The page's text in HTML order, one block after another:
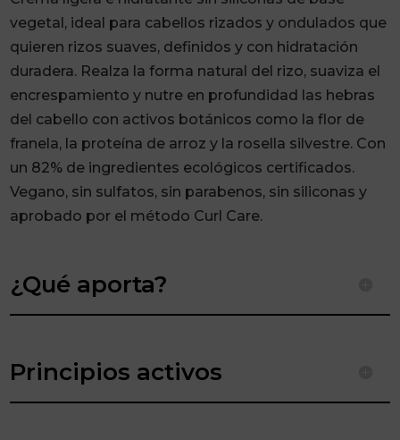
vegetal, ideal para cabellos rizados y ondulados que
quieren rizos suaves, definidos y con hidratación
duradera. Realza la forma natural del rizo, suaviza el
encrespamiento y nutre en profundidad las hebras
del cabello con activos botánicos como la flor de
franela, la proteína de arroz y la rosella silvestre. Con
un 82% de ingredientes ecológicos certificados.
Vegano, sin sulfatos, sin parabenos, sin siliconas y
aprobado por el método Curl Care.
¿Qué aporta?
Principios activos